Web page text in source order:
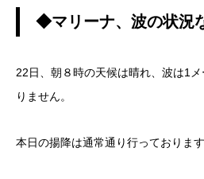
◆マリーナ、波の状況
22日、朝８時の天候は晴れ、波は1
りません。
本日の揚降は通常通り行っております